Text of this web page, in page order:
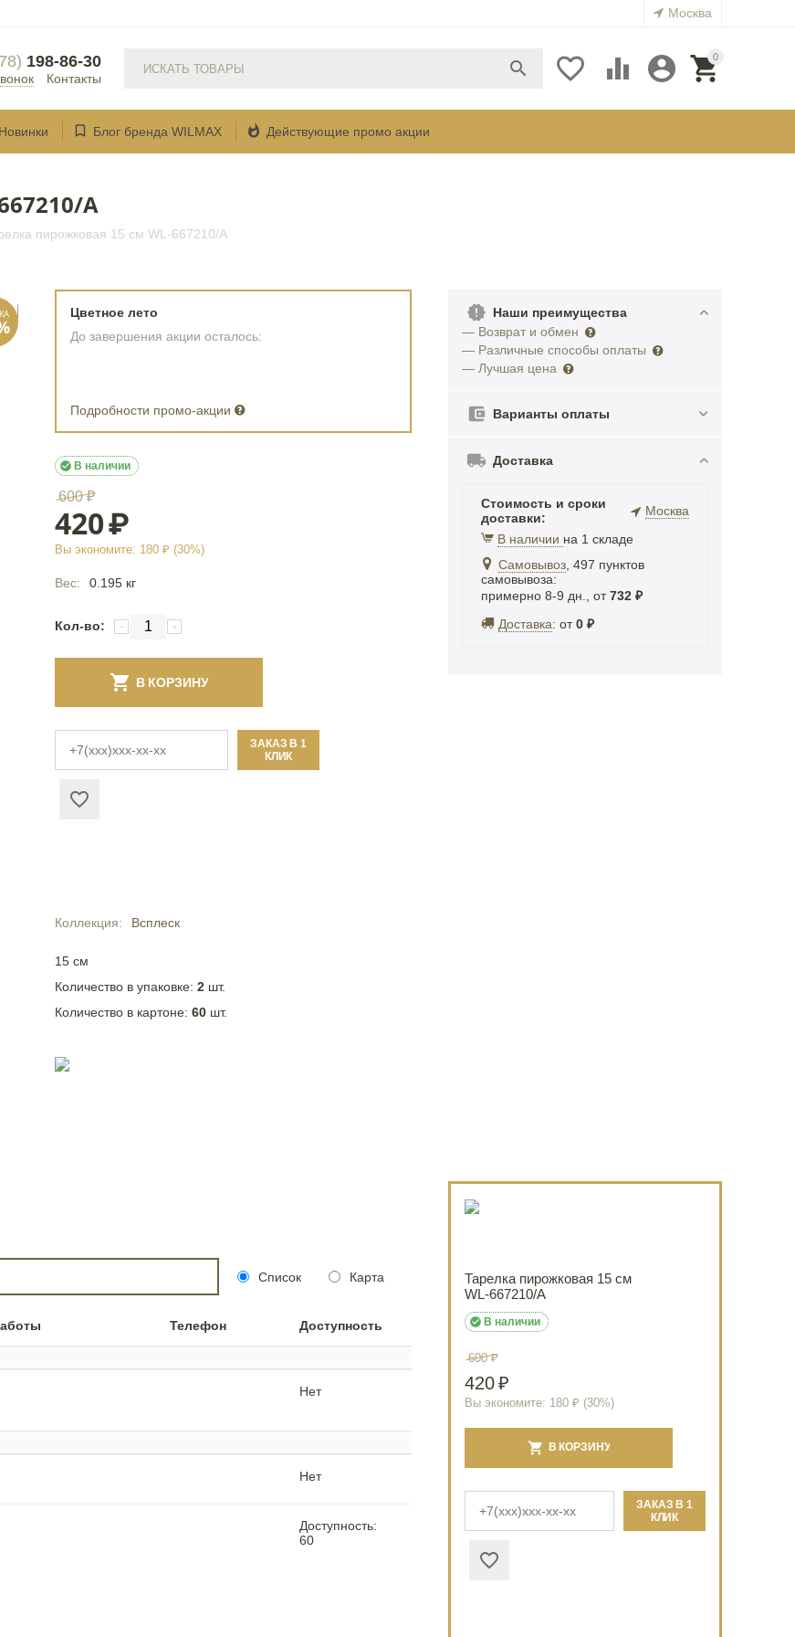
Москва
198-86-30
Контакты
0


 

Новинки  Блог бренда WILMAX  Действующие промо акции
A
пирожковая 15 см WL‑667210/A
Цветное лето
До завершения акции осталось:
Подробности промо-акции
В наличии

600 ₽
420₽
Вы экономите: 180 ₽ (30%)
Вес: 0.195 кг
Кол-во: +
−
В КОРЗИНУ
ЗАКАЗ В 1
КЛИК
Коллекция Всплеск
15 см
Количество в упаковке:2 шт.
Количество в картоне:60 шт.
Наши преимущества
— Возврат и обмен
— Различные способы оплаты
— Лучшая цена
Варианты оплаты
Доставка
Стоимость и сроки
доставки:
Москва
В наличии на 1 складе
Самовывоз , 497 пунктов
самовывоза:
примерно 8-9 дн., от732 ₽
Доставка: от0 ₽
Тарелка пирожковая 15 см
WL‑667210/A
В наличии

600 ₽
420₽
Вы экономите: 180 ₽ (30%)
В КОРЗИНУ
ЗАКАЗ В 1
КЛИК
Список Карта
Телефон Доступность
Нет
Нет
Доступность:
60